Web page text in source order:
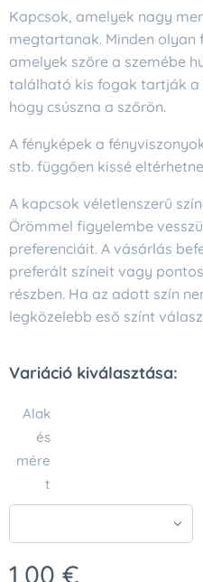
Kapcsok, amelyek nagy
megtartanak. Minden
amelyek szőre a szemébe
található kis fogak tartják a
hogy csúszna a szőrön.
A fényképek a
stb. függően kissé
A kapcsok véletlenszerű
Örömmel figyelembe
preferenciáit. A vásárlás
preferált színeit vagy
részben. Ha az adott szín
legközelebb eső színt
Variáció kiválasztása:
Alak
és
mére
t
1,00 €